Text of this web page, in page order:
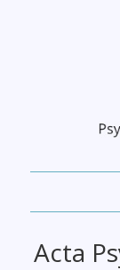
Acta